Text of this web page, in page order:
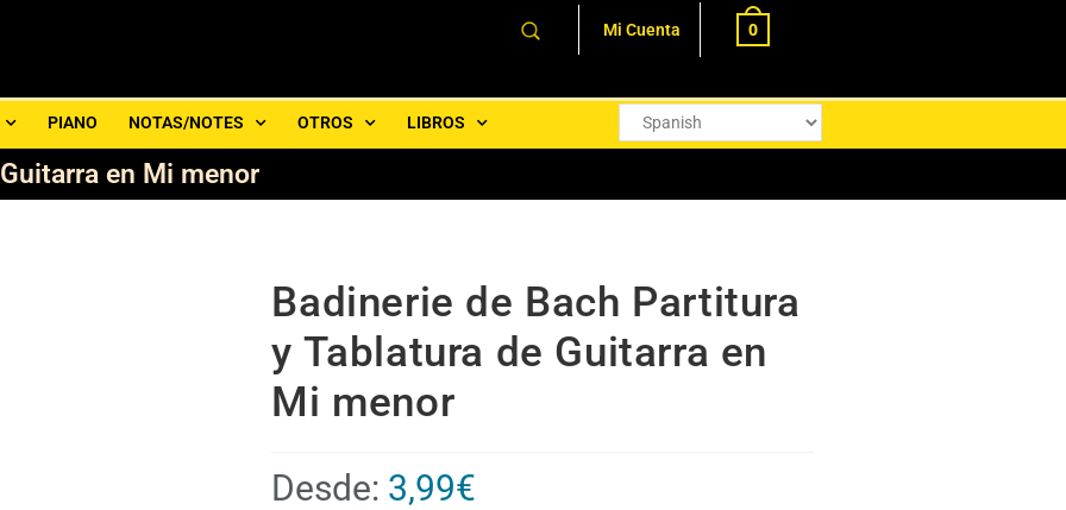
Mi Cuenta 0
PIANO NOTAS/NOTES OTROS LIBROS
en Mi menor
Badinerie de Bach Partitura
y Tablatura de Guitarra en
Mi menor
Desde: 3,99€